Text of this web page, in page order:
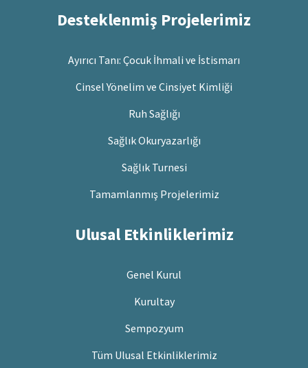
Desteklenmiş Projelerimiz
Ayırıcı Tanı: Çocuk İhmali ve İstismarı
Cinsel Yönelim ve Cinsiyet Kimliği
Ruh Sağlığı
Sağlık Okuryazarlığı
Sağlık Turnesi
Tamamlanmış Projelerimiz
Ulusal Etkinliklerimiz
Genel Kurul
Kurultay
Sempozyum
Tüm Ulusal Etkinliklerimiz